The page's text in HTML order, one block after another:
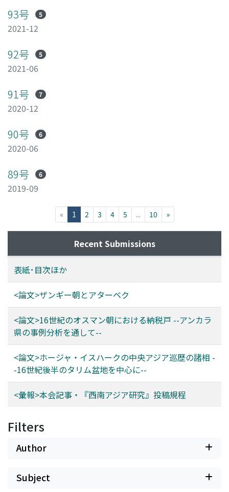
93号 5
2021-12
92号 5
2021-06
91号 7
2020-12
90号 6
2020-06
89号 6
2019-09
« 1 (current)
2 3 4 5 ... 10 »
Recent Submissions
表紙･目次ほか
<論文>ザンギー朝とアターベク
<論文>16世紀のオスマン朝における納税戸 --アンカラ
県の事例分析を通して--
<論文>ホージャ・イスハークの中央アジア巡歴の諸相 -
-16世紀後半のタリム盆地を中心に--
<彙報>本会記事・『西南アジア研究』投稿規程
Filters
Author
Subject